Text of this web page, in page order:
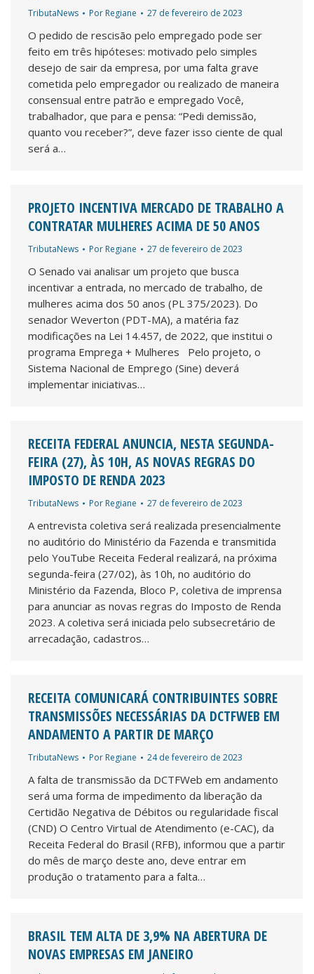
TributaNews Por Regiane 27 de fevereiro de 2023
O pedido de rescisão pelo empregado pode ser
feito em três hipóteses: motivado pelo simples
desejo de sair da empresa, por uma falta grave
cometida pelo empregador ou realizado de maneira
consensual entre patrão e empregado Você,
trabalhador, que para e pensa: “Pedi demissão,
quanto vou receber?”, deve fazer isso ciente de qual
será a…
PROJETO INCENTIVA MERCADO DE TRABALHO A
CONTRATAR MULHERES ACIMA DE 50 ANOS
TributaNews Por Regiane 27 de fevereiro de 2023
O Senado vai analisar um projeto que busca
incentivar a entrada, no mercado de trabalho, de
mulheres acima dos 50 anos (PL 375/2023). Do
senador Weverton (PDT-MA), a matéria faz
modificações na Lei 14.457, de 2022, que institui o
programa Emprega + Mulheres Pelo projeto, o
Sistema Nacional de Emprego (Sine) deverá
implementar iniciativas…
RECEITA FEDERAL ANUNCIA, NESTA SEGUNDA-
FEIRA (27), ÀS 10H, AS NOVAS REGRAS DO
IMPOSTO DE RENDA 2023
TributaNews Por Regiane 27 de fevereiro de 2023
A entrevista coletiva será realizada presencialmente
no auditório do Ministério da Fazenda e transmitida
pelo YouTube Receita Federal realizará, na próxima
segunda-feira (27/02), às 10h, no auditório do
Ministério da Fazenda, Bloco P, coletiva de imprensa
para anunciar as novas regras do Imposto de Renda
2023. A coletiva será iniciada pelo subsecretário de
arrecadação, cadastros…
RECEITA COMUNICARÁ CONTRIBUINTES SOBRE
TRANSMISSÕES NECESSÁRIAS DA DCTFWEB EM
ANDAMENTO A PARTIR DE MARÇO
TributaNews Por Regiane 24 de fevereiro de 2023
A falta de transmissão da DCTFWeb em andamento
será uma forma de impedimento da liberação da
Certidão Negativa de Débitos ou regularidade fiscal
(CND) O Centro Virtual de Atendimento (e-CAC), da
Receita Federal do Brasil (RFB), informou que a partir
do mês de março deste ano, deve entrar em
produção o tratamento para a falta…
BRASIL TEM ALTA DE 3,9% NA ABERTURA DE
NOVAS EMPRESAS EM JANEIRO